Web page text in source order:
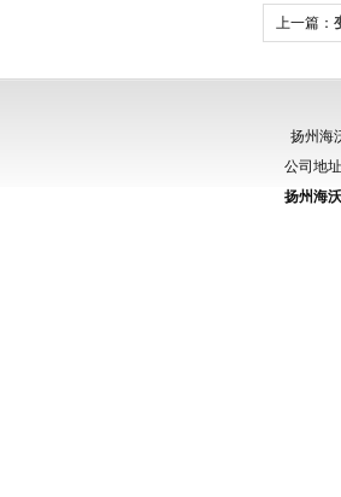
上一篇：
扬州海
公司地
扬州海